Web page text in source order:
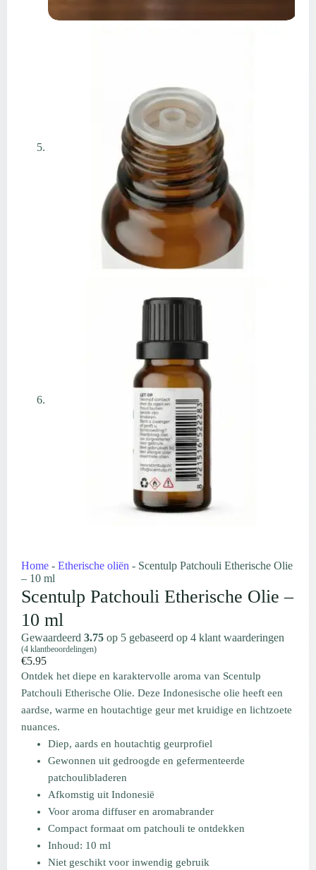
Home - Etherische oliën - Scentulp Patchouli Etherische Olie
– 10 ml
Scentulp Patchouli Etherische Olie –
10 ml
Gewaardeerd 3.75 op 5 gebaseerd op 4 klant waarderingen
(4 klantbeoordelingen)
€5.95
Ontdek het diepe en karaktervolle aroma van Scentulp
Patchouli Etherische Olie. Deze Indonesische olie heeft een
aardse, warme en houtachtige geur met kruidige en lichtzoete
nuances.
Diep, aards en houtachtig geurprofiel
Gewonnen uit gedroogde en gefermenteerde
patchoulibladeren
Afkomstig uit Indonesië
Voor aroma diffuser en aromabrander
Compact formaat om patchouli te ontdekken
Inhoud: 10 ml
Niet geschikt voor inwendig gebruik